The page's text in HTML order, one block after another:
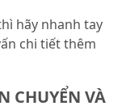
hãy nhanh tay
chi tiết thêm
CHUYỂN VÀ